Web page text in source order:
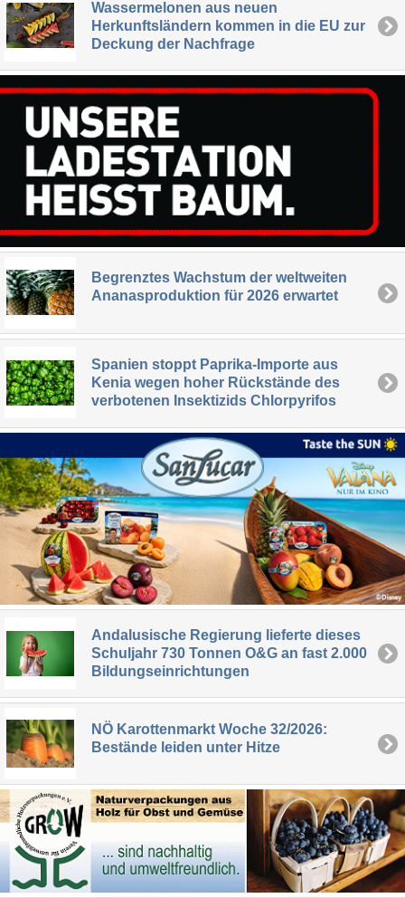
Wassermelonen aus neuen
Herkunftsländern kommen in die EU zur
Deckung der Nachfrage
Begrenztes Wachstum der weltweiten
Ananasproduktion für 2026 erwartet
Spanien stoppt Paprika-Importe aus
Kenia wegen hoher Rückstände des
verbotenen Insektizids Chlorpyrifos
Andalusische Regierung lieferte dieses
Schuljahr 730 Tonnen O&G an fast 2.000
Bildungseinrichtungen
NÖ Karottenmarkt Woche 32/2026:
Bestände leiden unter Hitze